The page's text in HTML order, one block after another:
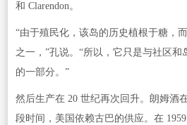
和 Clarendon。
“由于殖民化，该岛的历史植根于糖，
之一，”孔说。“所以，它只是与社区
的一部分。”
然后生产在 20 世纪再次回升。朗姆酒
段时间，美国依赖古巴的供应。在